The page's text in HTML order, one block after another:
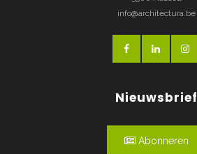
info@architectura.be
Nieuwsbrief
Abonneren